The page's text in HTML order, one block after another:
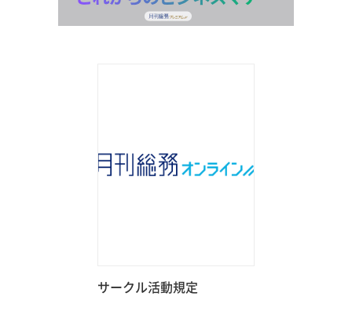
サークル活動規定